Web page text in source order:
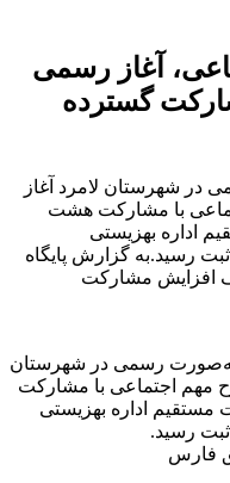
آغاز رسمی
گسترده
شهرستان لامرد آغاز
با مشارکت هشت
اداره بهزیستی
رسید.به گزارش پایگاه
افزایش مشارکت
رسمی در شهرستان
مهم اجتماعی با مشارکت
اداره بهزیستی
رسید.
فارس